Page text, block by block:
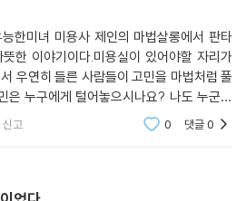
한미녀 미용사 제인의 마법살롱에서 판타
한 이야기이다.미용실이 있어야할 자리가
우연히 들른 사람들이 고민을 마법처럼 풀
은 누구에게 털어놓으시나요? 나도 누군가
면 좋겠다고생각했는데 진짜 찾아가고픈
신고 0 댓글0